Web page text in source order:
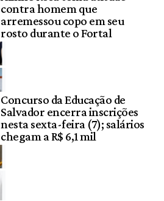
contra homem que
arremessou copo em seu
rosto durante o Fortal
Concurso da Educação de
Salvador encerra inscrições
nesta sexta-feira (7); salários
chegam a R$ 6,1 mil